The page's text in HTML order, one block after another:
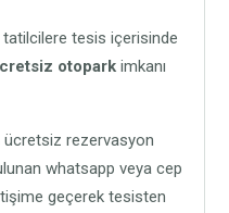
tesis içerisinde
otopark imkanı
rezervasyon
whatsapp veya cep
geçerek tesisten